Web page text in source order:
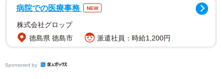
歳でプロ入り。3年目にはリーグ入りし三段から七段に飛び
級した、遅咲きの有望株なのだそうです。さらに棋士仲間
が自宅を訪ねた際には、マンション1階のモニターに映るエ
も…。
病院での医療事務 NEW
株式会社グロップ
徳島県 徳島市
派遣社員：時給1,200円
Sponsored by